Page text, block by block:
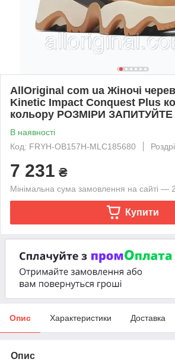
AllOriginal com ua Жіночі
Kinetic Impact Conquest Plus
кольору РОЗМІРИ ЗАПИТУЙТЕ
В наявності
Код: FRYH-OB157H-MLC185680
7 231 ₴
Мінімальна сума замовлення на сайті —
Купити
Опис Характеристики Доставка
Опис